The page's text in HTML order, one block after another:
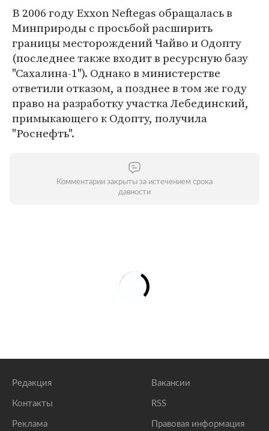
В 2006 году Exxon Neftegas обращалась в
Минприроды с просьбой расширить
границы месторождений Чайво и Одопту
(последнее также входит в ресурсную базу
"Сахалина-1"). Однако в министерстве
ответили отказом, а позднее в том же году
право на разработку участка Лебединский,
примыкающего к Одопту, получила
"Роснефть".
Комментарии закрыты за истечением срока
давности
Редакция
Контакты
Реклама
Вакансии
RSS
Правовая информация